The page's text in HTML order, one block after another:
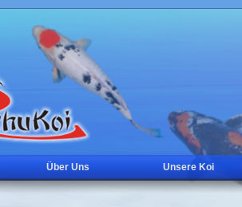
Über Uns Unsere Koi